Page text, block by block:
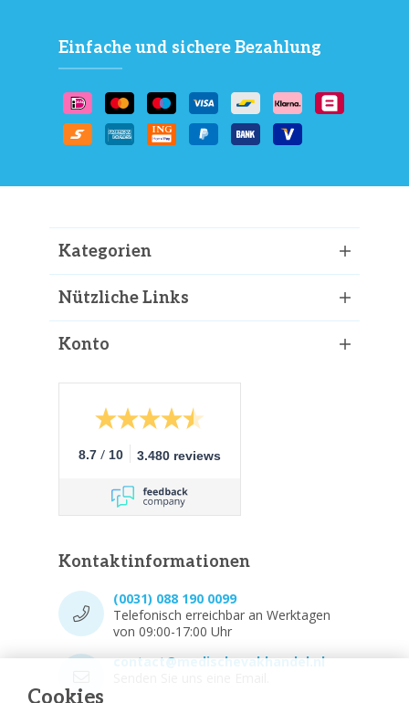
Cookies
Einfache und sichere Bezahlung
Kategorien
Nützliche Links
Konto
8.7 / 10 3.480 reviews
Kontaktinformationen
(0031) 088 190 0099
Telefonisch erreichbar an Werktagen
von 09:00-17:00 Uhr
contact@medischevakhandel.nl